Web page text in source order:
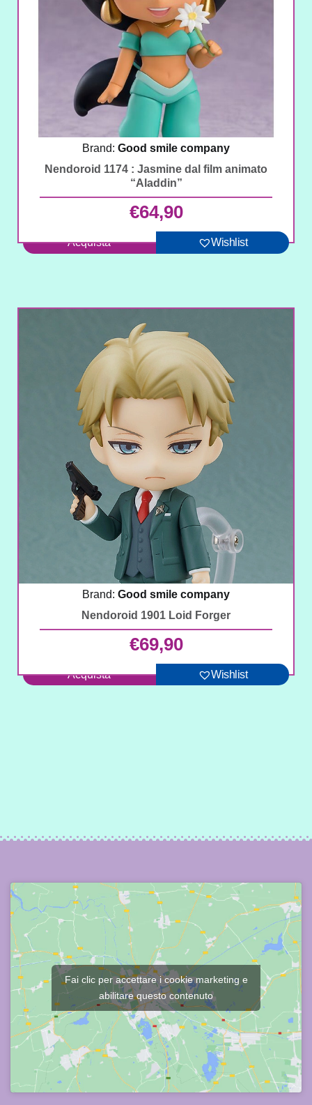
Brand: Good smile company
Nendoroid 1174 : Jasmine dal film animato
“Aladdin”
€64,90
Acquista Wishlist
Brand: Good smile company
Nendoroid 1901 Loid Forger
€69,90
Acquista Wishlist
Fai clic per accettare i cookie marketing e
abilitare questo contenuto